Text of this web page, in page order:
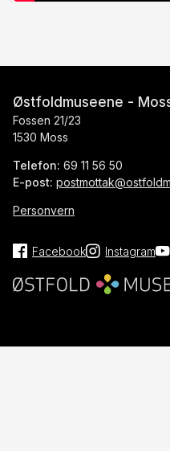
Østfoldmuseene -
Fossen 21/23
1530 Moss
Telefon: 69 11 56 50
E-post:
Personvern
Facebook Instagram